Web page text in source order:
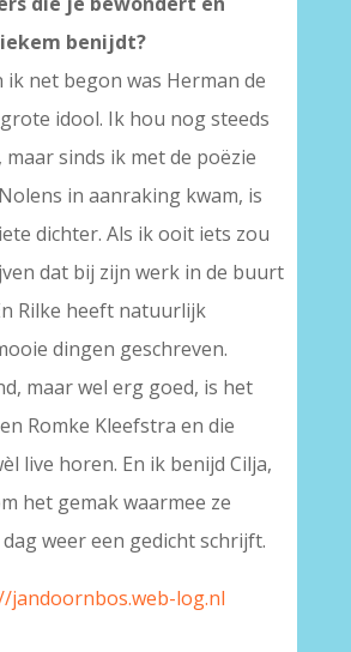
benijdt?
ik net begon was Herman de
idool. Ik hou nog steeds
sinds ik met de poëzie
in aanraking kwam, is
dichter. Als ik ooit iets zou
dat bij zijn werk in de buurt
Rilke heeft natuurlijk
dingen geschreven.
maar wel erg goed, is het
Romke Kleefstra en die
live horen. En ik benijd Cilja,
het gemak waarmee ze
weer een gedicht schrijft.
jandoornbos.web-log.nl